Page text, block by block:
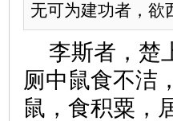
无可为建功者，欲
李斯者，楚
厕中鼠食不洁
鼠，食积粟，